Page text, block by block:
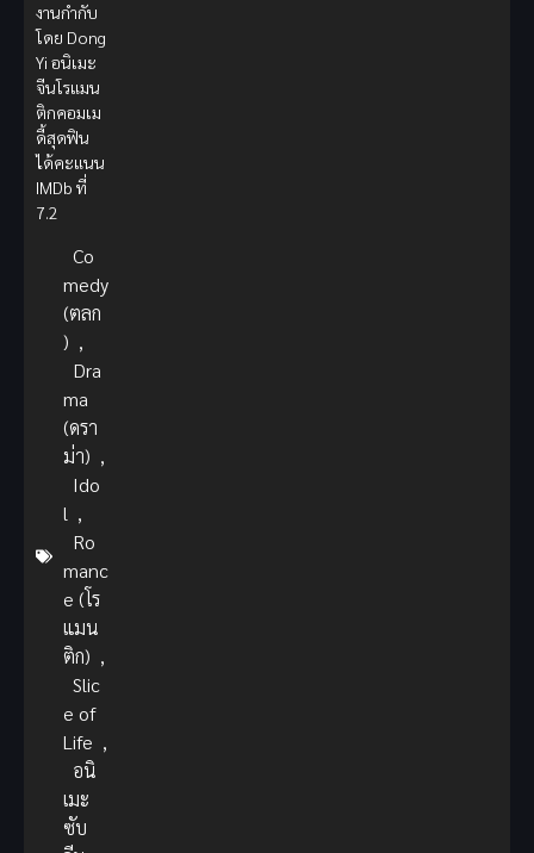
งานกำกับ
โดย Dong
Yi อนิเมะ
จีนโรแมน
ติกคอมเม
ดี้สุดฟิน
ได้คะแนน
IMDb ที่
7.2
Co
medy
(ตลก
) ,
Dra
ma
(ดรา
ม่า) ,
Ido
l ,
Ro
manc
e (โร
แมน
ติก) ,
Slic
e of
Life ,
อนิ
เมะ
ซับ